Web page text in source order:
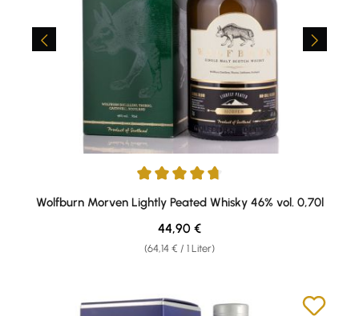
Durchschnittliche Bewertung von 4.77 von 5 Sternen
Wolfburn Morven Lightly Peated Whisky 46% vol. 0,70l
(64,14 € / 1 Liter)
Regulärer Preis:
44,90 €